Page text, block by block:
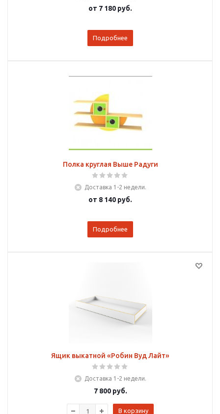
от 7 180 руб.
Подробнее
Полка круглая Выше Радуги
Доставка 1-2 недели.
от 8 140 руб.
Подробнее
Ящик выкатной «Робин Вуд Лайт»
Доставка 1-2 недели.
7 800руб.
В корзину